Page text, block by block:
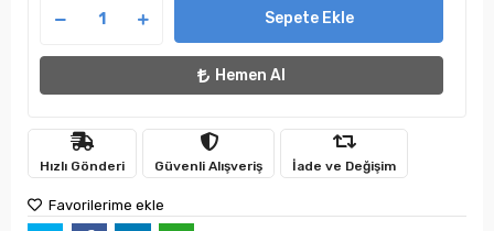
Sepete Ekle
Hemen Al
Hızlı Gönderi Güvenli Alışveriş İade ve Değişim
Favorilerime ekle